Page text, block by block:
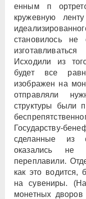
енным п
кружевную
становилось не
Исходили из
будет все
изображен на
отправляли
структуры были
Государству-
сделанные из
оказались
переплавили.
как это
на сувениры.
монетных